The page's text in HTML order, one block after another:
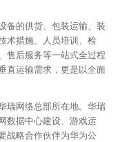
备的供货、包装运输、装
术措施、人员培训、检
售后服务等一站式全过程
直运输需求，更是以全面
瑞网络总部所在地。华瑞
数据中心建设、游戏运
战略合作伙伴为华为公